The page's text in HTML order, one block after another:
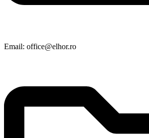
Email: office@elhor.ro